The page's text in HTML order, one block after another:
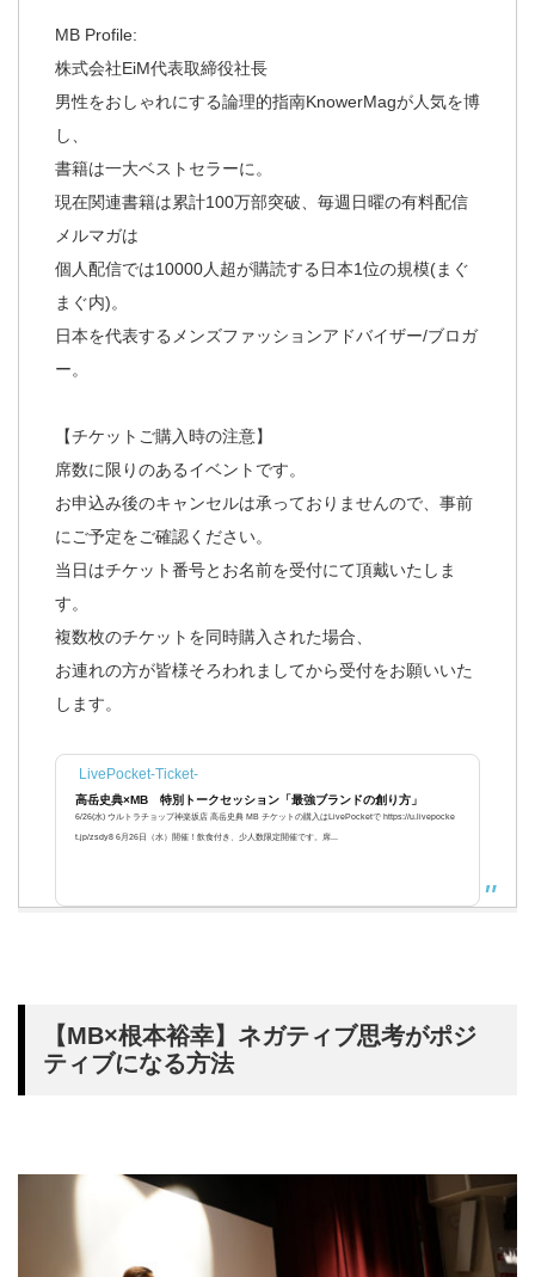
MB Profile:
株式会社EiM代表取締役社長
男性をおしゃれにする論理的指南KnowerMagが人気を博
し、
書籍は一大ベストセラーに。
現在関連書籍は累計100万部突破、毎週日曜の有料配信
メルマガは
個人配信では10000人超が購読する日本1位の規模(まぐ
まぐ内)。
日本を代表するメンズファッションアドバイザー/ブロガ
ー。
【チケットご購入時の注意】
席数に限りのあるイベントです。
お申込み後のキャンセルは承っておりませんので、事前
にご予定をご確認ください。
当日はチケット番号とお名前を受付にて頂戴いたしま
す。
複数枚のチケットを同時購入された場合、
お連れの方が皆様そろわれましてから受付をお願いいた
します。
LivePocket-Ticket-
高岳史典×MB 特別トークセッション「最強ブランドの創り方」
6/26(水) ウルトラチョップ神楽坂店 高岳史典 MB チケットの購入はLivePocketで https://u.livepocke
t.jp/zsdy8 6月26日（水）開催！飲食付き、少人数限定開催です。席...
【MB×根本裕幸】ネガティブ思考がポジ
ティブになる方法